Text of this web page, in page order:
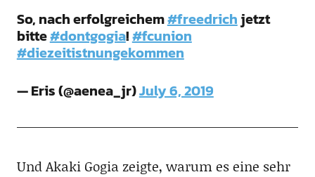
So, nach erfolgreichem#freedrichjetzt
bitte#dontgogia!#fcunion
#diezeitistnungekommen
— Eris (@aenea_jr)July 6, 2019
Und Akaki Gogia zeigte, warum es eine sehr